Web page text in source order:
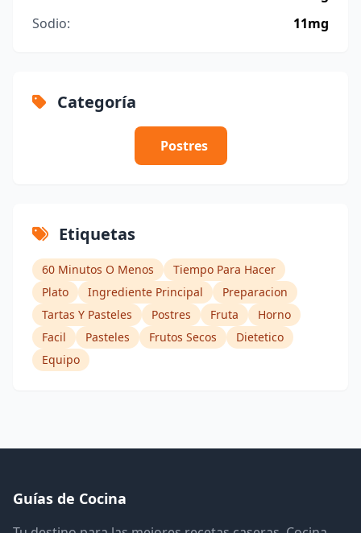
Sodio:
11mg
Categoría
Postres
Etiquetas
60 Minutos O Menos
Tiempo Para Hacer
Plato
Ingrediente Principal
Preparacion
Tartas Y Pasteles
Postres Fruta
Horno
Facil
Pasteles Frutos Secos
Dietetico
Equipo
Guías de Cocina